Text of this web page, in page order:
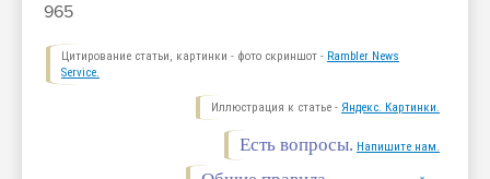
965
Цитирование статьи, картинки - фото скриншот - Rambler News
Service.
Иллюстрация к статье - Яндекс. Картинки.
Есть вопросы. Напишите нам.